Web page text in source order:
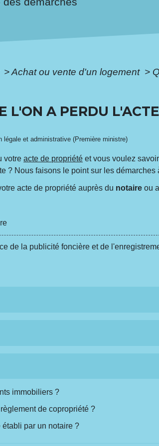
>Achat ou vente d'un logement >
L'ON A PERDU
légale et administrative (Première ministre)
votreacte de propriété et vous voulez
? Nous faisons le point sur les démarches
acte de propriété auprès du notaire ou
de la publicité foncière et de
immobiliers ?
de copropriété ?
par un notaire ?